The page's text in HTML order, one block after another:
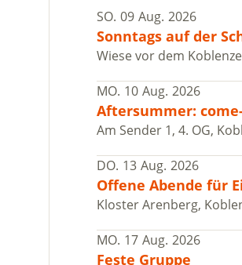
SO. 09 Aug. 2026
Sonntags auf der
Wiese vor dem
MO. 10 Aug. 2026
Aftersummer:
Am Sender 1, 4. OG,
DO. 13 Aug. 2026
Offene Abende für
Kloster Arenberg,
MO. 17 Aug. 2026
Feste Gruppe